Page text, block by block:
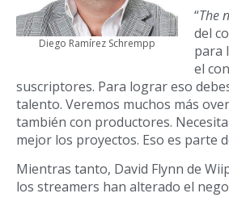
Diego Ramírez Schrempp
“The
del
para
el
suscriptores. Para lograr eso
talento. Veremos muchos más
también con productores.
mejor los proyectos. Eso es parte
Mientras tanto, David Flynn de
los streamers han alterado el